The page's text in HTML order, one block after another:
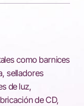
como barnices
selladores
de luz,
de CD,